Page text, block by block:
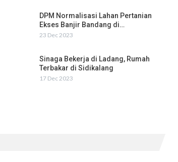
DPM Normalisasi Lahan Pertanian
Ekses Banjir Bandang di…
23 Dec 2023
Sinaga Bekerja di Ladang, Rumah
Terbakar di Sidikalang
17 Dec 2023